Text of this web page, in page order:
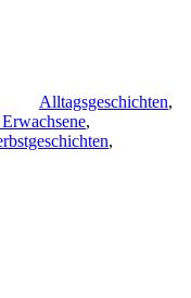
Alltagsgeschichten,
,
,